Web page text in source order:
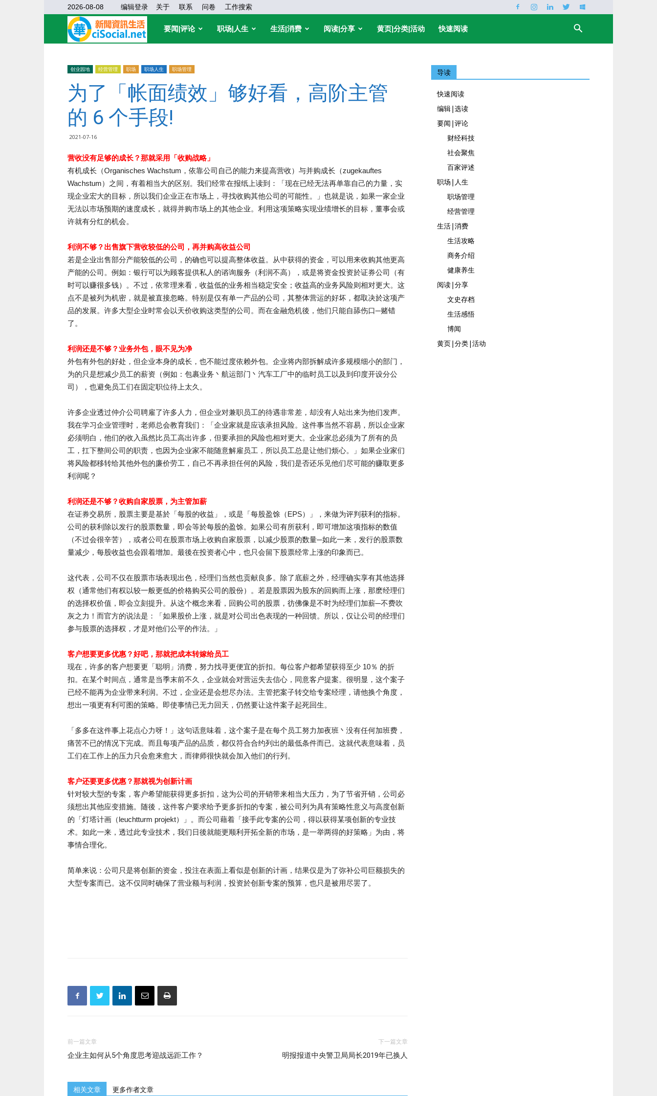
2026-08-08 编辑登录 关于 联系 问卷 工作搜索
社
区
要闻|评论 职场|人生 生活|消费 阅读|分享 黄页|分类|活动 快速阅读
创业园地 经营管理 职场 职场人生 职场管理
为了「帐面绩效」够好看，高阶主管
的 6 个手段!
2021-07-16
营收没有足够的成长？那就采用「收购战略」
有机成长（Organisches Wachstum，依靠公司自己的能力来提高营收）与并购成长（zugekauftes
Wachstum）之间，有着相当大的区别。我们经常在报纸上读到：「现在已经无法再单靠自己的力量，实
现企业宏大的目标，所以我们企业正在市场上，寻找收购其他公司的可能性。」也就是说，如果一家企业
无法以市场预期的速度成长，就得并购市场上的其他企业。利用这项策略实现业绩增长的目标，董事会或
许就有分红的机会。
利润不够？出售旗下营收较低的公司，再并购高收益公司
若是企业出售部分产能较低的公司，的确也可以提高整体收益。从中获得的资金，可以用来收购其他更高
产能的公司。例如：银行可以为顾客提供私人的谘询服务（利润不高），或是将资金投资於证券公司（有
时可以赚很多钱）。不过，依常理来看，收益低的业务相当稳定安全；收益高的业务风险则相对更大。这
点不是被列为机密，就是被直接忽略。特别是仅有单一产品的公司，其整体营运的好坏，都取决於这项产
品的发展。许多大型企业时常会以天价收购这类型的公司。而在金融危机後，他们只能自舔伤口─赌错
了。
利润还是不够？业务外包，眼不见为净
外包有外包的好处，但企业本身的成长，也不能过度依赖外包。企业将内部拆解成许多规模细小的部门，
为的只是想减少员工的薪资（例如：包裹业务丶航运部门丶汽车工厂中的临时员工以及到印度开设分公
司），也避免员工们在固定职位待上太久。
许多企业透过仲介公司聘雇了许多人力，但企业对兼职员工的待遇非常差，却没有人站出来为他们发声。
我在学习企业管理时，老师总会教育我们：「企业家就是应该承担风险。这件事当然不容易，所以企业家
必须明白，他们的收入虽然比员工高出许多，但要承担的风险也相对更大。企业家总必须为了所有的员
工，扛下整间公司的职责，也因为企业家不能随意解雇员工，所以员工总是让他们烦心。」如果企业家们
将风险都移转给其他外包的廉价劳工，自己不再承担任何的风险，我们是否还乐见他们尽可能的赚取更多
利润呢？
利润还是不够？收购自家股票，为主管加薪
在证券交易所，股票主要是基於「每股的收益」，或是「每股盈馀（EPS）」，来做为评判获利的指标。
公司的获利除以发行的股票数量，即会等於每股的盈馀。如果公司有所获利，即可增加这项指标的数值
（不过会很辛苦），或者公司在股票市场上收购自家股票，以减少股票的数量─如此一来，发行的股票数
量减少，每股收益也会跟着增加。最後在投资者心中，也只会留下股票经常上涨的印象而已。
这代表，公司不仅在股票市场表现出色，经理们当然也贡献良多。除了底薪之外，经理确实享有其他选择
权（通常他们有权以较一般更低的价格购买公司的股份）。若是股票因为股东的回购而上涨，那麽经理们
的选择权价值，即会立刻提升。从这个概念来看，回购公司的股票，彷佛像是不时为经理们加薪─不费吹
灰之力！而官方的说法是：「如果股价上涨，就是对公司出色表现的一种回馈。所以，仅让公司的经理们
参与股票的选择权，才是对他们公平的作法。」
客户想要更多优惠？好吧，那就把成本转嫁给员工
现在，许多的客户想要更「聪明」消费，努力找寻更便宜的折扣。每位客户都希望获得至少 10％ 的折
扣。在某个时间点，通常是当季末前不久，企业就会对营运失去信心，同意客户提案。很明显，这个案子
已经不能再为企业带来利润。不过，企业还是会想尽办法。主管把案子转交给专案经理，请他换个角度，
想出一项更有利可图的策略。即使事情已无力回天，仍然要让这件案子起死回生。
「多多在这件事上花点心力呀！」这句话意味着，这个案子是在每个员工努力加夜班丶没有任何加班费，
痛苦不已的情况下完成。而且每项产品的品质，都仅符合合约列出的最低条件而已。这就代表意味着，员
工们在工作上的压力只会愈来愈大，而律师很快就会加入他们的行列。
客户还要更多优惠？那就视为创新计画
针对较大型的专案，客户希望能获得更多折扣，这为公司的开销带来相当大压力，为了节省开销，公司必
须想出其他应变措施。随後，这件客户要求给予更多折扣的专案，被公司列为具有策略性意义与高度创新
的「灯塔计画（leuchtturm projekt）」。而公司藉着「接手此专案的公司，得以获得某项创新的专业技
术。如此一来，透过此专业技术，我们日後就能更顺利开拓全新的市场，是一举两得的好策略」为由，将
事情合理化。
简单来说：公司只是将创新的资金，投注在表面上看似是创新的计画，结果仅是为了弥补公司巨额损失的
大型专案而已。这不仅同时确保了营业额与利润，投资於创新专案的预算，也只是被用尽罢了。
前一篇文章
企业主如何从5个角度思考迎战远距工作？
下一篇文章
明报报道中央警卫局局长2019年已换人
相关文章 更多作者文章
导读
快速阅读
编辑|选读
要闻|评论
财经科技
社会聚焦
百家评述
职场|人生
职场管理
经营管理
生活|消费
生活攻略
商务介绍
健康养生
阅读|分享
文史存档
生活感悟
博闻
黄页|分类|活动